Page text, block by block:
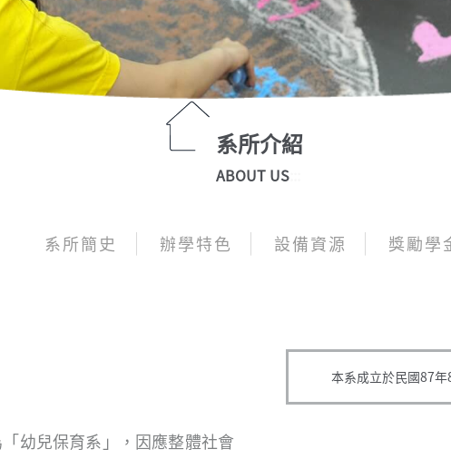
系所介紹
ABOUT US
系所簡史 辦學特色 設備資源 獎勵學
幼兒保育系」，因應整體社會
本系成立於民國87年